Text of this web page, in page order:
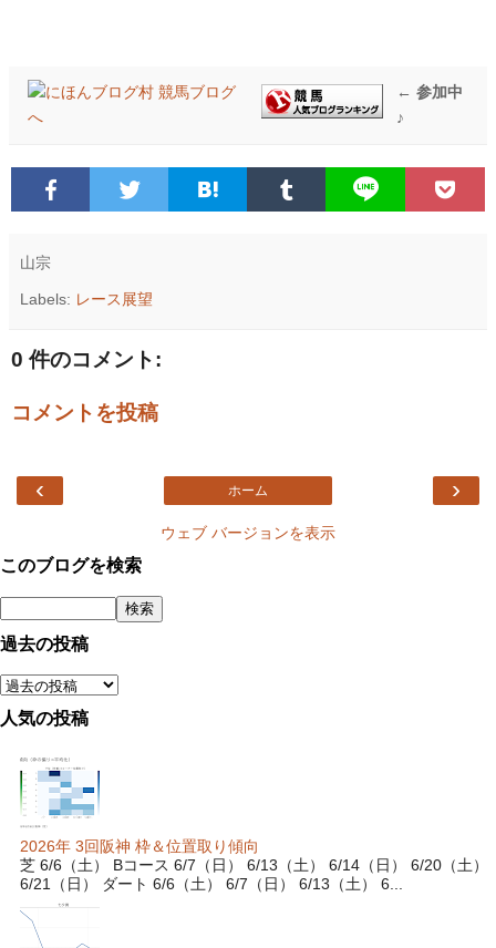
← 参加中
♪
山宗
Labels: レース展望
0 件のコメント:
コメントを投稿
‹ ›
ホーム
ウェブ バージョンを表示
このブログを検索
過去の投稿
人気の投稿
2026年 3回阪神 枠＆位置取り傾向
芝 6/6（土） Bコース 6/7（日） 6/13（土） 6/14（日） 6/20（土）
6/21（日） ダート 6/6（土） 6/7（日） 6/13（土） 6...